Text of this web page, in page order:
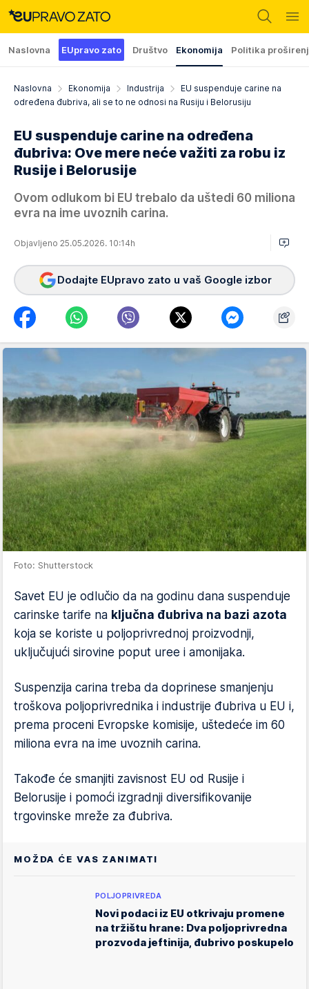
Naslovna EUpravo zato Društvo Ekonomija Politika
Naslovna Ekonomija Industrija
EU suspenduje carine na
određena đubriva, ali se to ne odnosi na Rusiju i Belorusiju
EU suspenduje carine na određena
đubriva: Ove mere neće važiti za robu iz
Rusije i Belorusije
Ovom odlukom bi EU trebalo da uštedi 60 miliona
evra na ime uvoznih carina.
Objavljeno 25.05.2026. 10:14h
Dodajte EUpravo zato u vaš Google izbor
Foto: Shutterstock
Savet EU je odlučio da na godinu dana suspenduje
carinske tarife na ključna đubriva na bazi azota
koja se koriste u poljoprivrednoj proizvodnji,
uključujući sirovine poput uree i amonijaka.
Suspenzija carina treba da doprinese smanjenju
troškova poljoprivrednika i industrije đubriva u EU i,
prema proceni Evropske komisije, uštedeće im 60
miliona evra na ime uvoznih carina.
Takođe će smanjiti zavisnost EU od Rusije i
Belorusije i pomoći izgradnji diversifikovanije
trgovinske mreže za đubriva.
MOŽDA ĆE VAS ZANIMATI
POLJOPRIVREDA
Novi podaci iz EU otkrivaju promene
na tržištu hrane: Dva poljoprivredna
prozvoda jeftinija, đubrivo poskupelo